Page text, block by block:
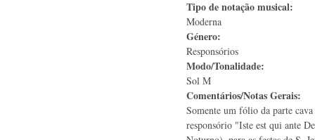
Tipo de notação musical:
Moderna
Género:
Responsórios
Modo/Tonalidade:
Sol M
Comentários/Notas Gerais:
Somente um fólio da parte
responsório "Iste est qui ante